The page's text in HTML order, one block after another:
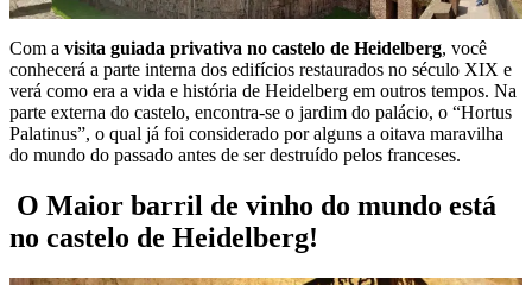
Com a visita guiada privativa no castelo de Heidelberg, você
conhecerá a parte interna dos edifícios restaurados no século XIX e
verá como era a vida e história de Heidelberg em outros tempos. Na
parte externa do castelo, encontra-se o jardim do palácio, o “Hortus
Palatinus”, o qual já foi considerado por alguns a oitava maravilha
do mundo do passado antes de ser destruído pelos franceses.
O Maior barril de vinho do mundo está
no castelo de Heidelberg!